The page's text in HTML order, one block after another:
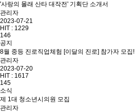
'사랑의 몰래 산타 대작전' 기획단 소개서
관리자
2023-07-21
HIT : 1229
146
공지
8월 중등 진로직업체험 [이달의 진로] 참가자 모집!
관리자
2023-07-20
HIT : 1617
145
소식
제 1대 청소년시의원 모집
관리자